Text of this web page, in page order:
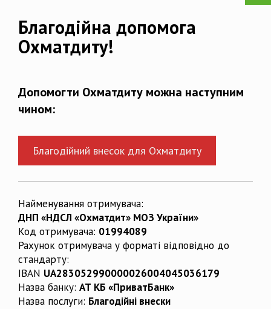
Благодійна допомога
Охматдиту!
Допомогти Охматдиту можна наступним
чином:
Благодійний внесок для Охматдиту
Найменування отримувача:
ДНП «НДСЛ «Охматдит» МОЗ України»
Код отримувача: 01994089
Рахунок отримувача у форматі відповідно до
стандарту:
IBAN UA283052990000026004045036179
Назва банку: АТ КБ «ПриватБанк»
Назва послуги: Благодійні внески